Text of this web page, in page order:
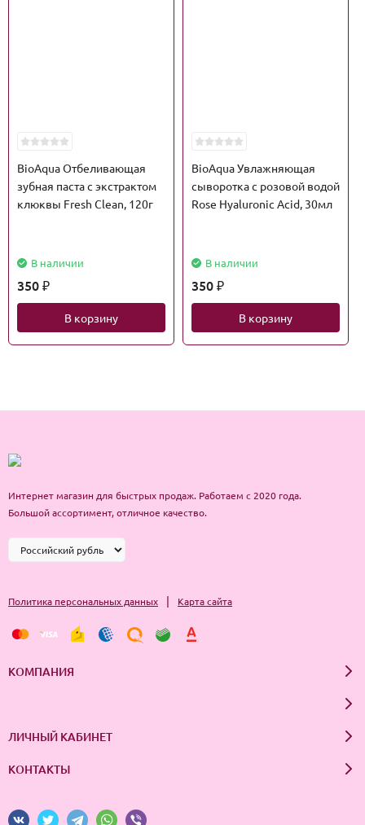
BioAqua Отбеливающая
зубная паста с экстрактом
клюквы Fresh Clean, 120г
В наличии
350 ₽
В корзину
BioAqua Увлажняющая
сыворотка с розовой водой
Rose Hyaluronic Acid, 30мл
В наличии
350 ₽
В корзину
Интернет магазин для быстрых продаж. Работаем с 2020 года.
Большой ассортимент, отличное качество.
Политика персональных данных | Карта сайта
КОМПАНИЯ
ЛИЧНЫЙ КАБИНЕТ
КОНТАКТЫ